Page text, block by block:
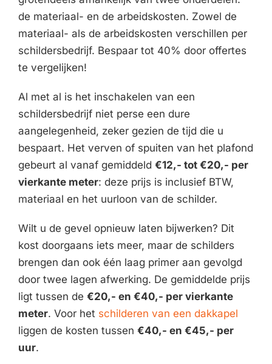
de materiaal- en de arbeidskosten. Zowel de
materiaal- als de arbeidskosten verschillen per
schildersbedrijf. Bespaar tot 40% door offertes
te vergelijken!
Al met al is het inschakelen van een
schildersbedrijf niet perse een dure
aangelegenheid, zeker gezien de tijd die u
bespaart. Het verven of spuiten van het plafond
gebeurt al vanaf gemiddeld €12,- tot €20,- per
vierkante meter: deze prijs is inclusief BTW,
materiaal en het uurloon van de schilder.
Wilt u de gevel opnieuw laten bijwerken? Dit
kost doorgaans iets meer, maar de schilders
brengen dan ook één laag primer aan gevolgd
door twee lagen afwerking. De gemiddelde prijs
ligt tussen de €20,- en €40,- per vierkante
meter. Voor het schilderen van een dakkapel
liggen de kosten tussen €40,- en €45,- per
uur.